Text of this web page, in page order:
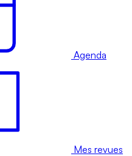
Agenda
Mes revues